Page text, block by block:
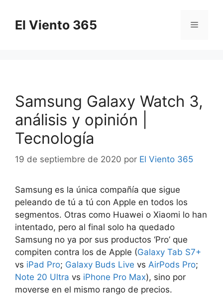
contenido
El Viento 365 Menú
Samsung Galaxy Watch 3,
análisis y opinión |
Tecnología
19 de septiembre de 2020 por El Viento 365
Samsung es la única compañía que sigue
peleando de tú a tú con Apple en todos los
segmentos. Otras como Huawei o Xiaomi lo han
intentado, pero al final solo ha quedado
Samsung no ya por sus productos ‘Pro’ que
compiten contra los de Apple (Galaxy Tab S7+
vs iPad Pro; Galaxy Buds Live vs AirPods Pro;
Note 20 Ultra vs iPhone Pro Max), sino por
moverse en el mismo rango de precios.